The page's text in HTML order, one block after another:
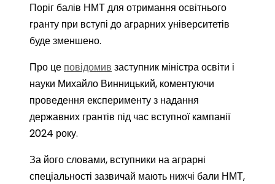
Поріг балів НМТ для отримання освітнього
гранту при вступі до аграрних університетів
буде зменшено.
Про це повідомив заступник міністра освіти і
науки Михайло Винницький, коментуючи
проведення експерименту з надання
державних грантів під час вступної кампанії
2024 року.
За його словами, вступники на аграрні
спеціальності зазвичай мають нижчі бали НМТ,